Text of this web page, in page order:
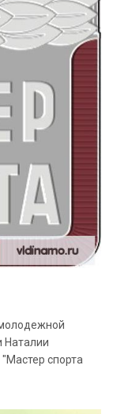
Наталии
спорта